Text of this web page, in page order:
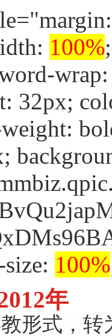
100%
32px;
100%
年
形式，转